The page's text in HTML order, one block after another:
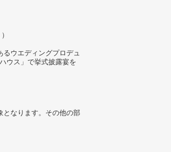
ウエディングプロデュ
ウス」で挙式披露宴を
なります。その他の部